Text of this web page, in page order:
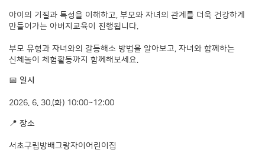
아이의 기질과 특성을 이해하고, 부모와 자녀의 관계를 더욱 건강하게
만들어가는 아버지교육이 진행됩니다.
부모 유형과 자녀와의 갈등해소 방법을 알아보고, 자녀와 함께하는
신체놀이 체험활동까지 함께해보세요.
📅 일시
2026. 6. 30.(화) 10:00~12:00
📍 장소
서초구립방배그랑자이어린이집